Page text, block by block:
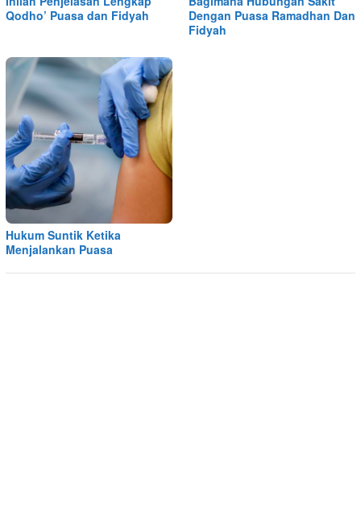
Qodho’ Puasa dan Fidyah
Dengan Puasa Ramadhan Dan
Fidyah
Hukum Suntik Ketika
Menjalankan Puasa